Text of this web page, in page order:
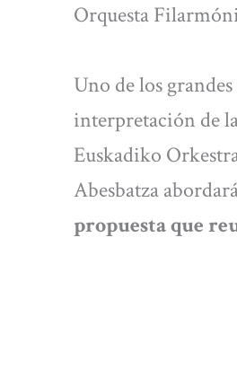
Orquesta
Uno de los grandes
interpretación de
Euskadiko
Abesbatza
propuesta que